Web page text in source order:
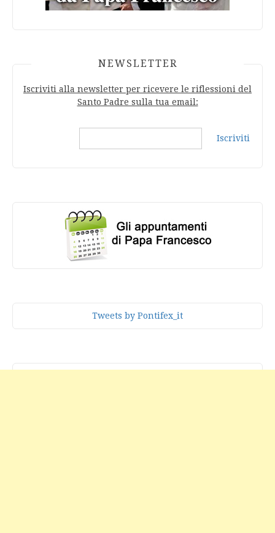
NEWSLETTER
Iscriviti alla newsletter per ricevere le riflessioni del
Santo Padre sulla tua email:
Iscriviti
Tweets by Pontifex_it